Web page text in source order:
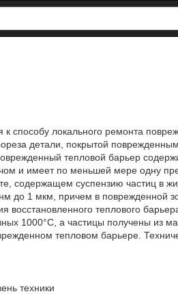
к способу локального ремонта
детали, покрытой
тепловой барьер
и имеет по меньшей мере одну
содержащем суспензию частиц в
до 1 мкм, причем в поврежденной
восстановленного теплового
1000°С, а частицы получены из
тепловом барьере.
техники